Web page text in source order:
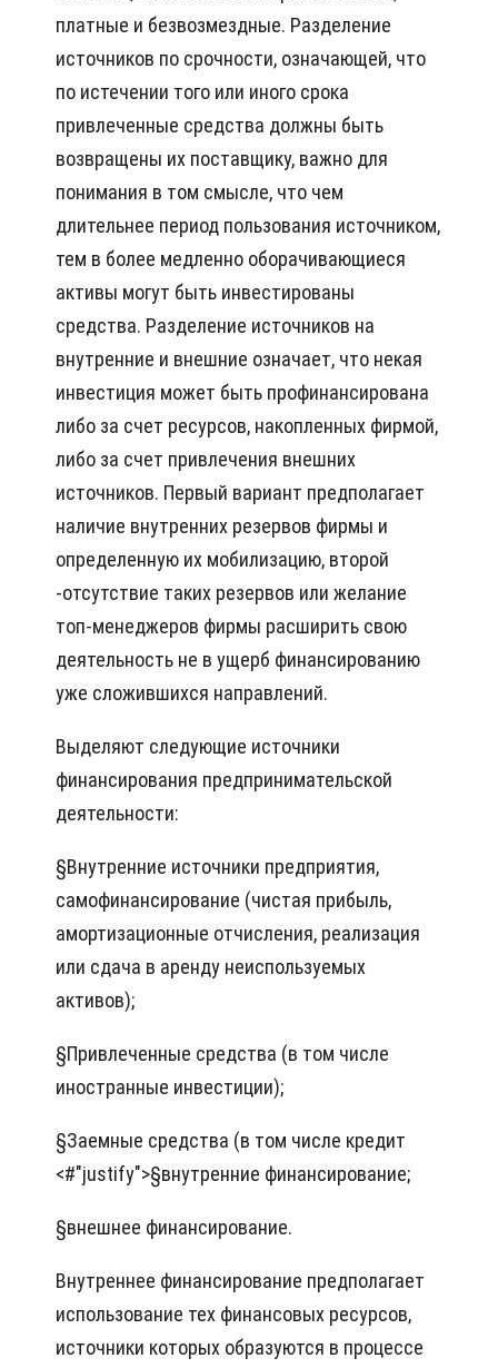
платные и безвозмездные. Разделение
источников по срочности, означающей, что
по истечении того или иного срока
привлеченные средства должны быть
возвращены их поставщику, важно для
понимания в том смысле, что чем
длительнее период пользования источником,
тем в более медленно оборачивающиеся
активы могут быть инвестированы
средства. Разделение источников на
внутренние и внешние означает, что некая
инвестиция может быть профинансирована
либо за счет ресурсов, накопленных фирмой,
либо за счет привлечения внешних
источников. Первый вариант предполагает
наличие внутренних резервов фирмы и
определенную их мобилизацию, второй
-отсутствие таких резервов или желание
топ-менеджеров фирмы расширить свою
деятельность не в ущерб финансированию
уже сложившихся направлений.
Выделяют следующие источники
финансирования предпринимательской
деятельности:
§Внутренние источники предприятия,
самофинансирование (чистая прибыль,
амортизационные отчисления, реализация
или сдача в аренду неиспользуемых
активов);
§Привлеченные средства (в том числе
иностранные инвестиции);
§Заемные средства (в том числе кредит
<#"justify">§внутренние финансирование;
§внешнее финансирование.
Внутреннее финансирование предполагает
использование тех финансовых ресурсов,
источники которых образуются в процессе